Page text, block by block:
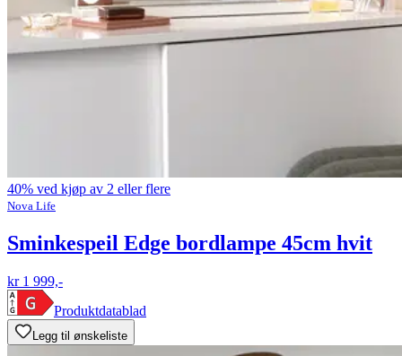
40% ved kjøp av 2 eller flere
Nova Life
Sminkespeil Edge bordlampe 45cm hvit
kr 1 999,-
Produktdatablad
Legg til ønskeliste